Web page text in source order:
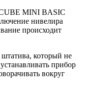
MINI BASIC
нивелира
происходит
штатива, который не
прибор
вокруг